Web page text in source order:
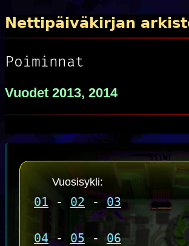
Nettipäiväkirjan
Poiminnat
Vuodet 2013, 2014
Vuosisykli:
01- 02 -03
04- 05 -06